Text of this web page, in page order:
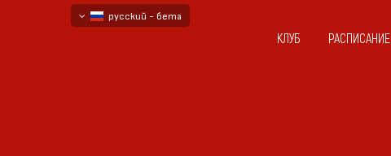
русский - бета
КЛУБ РАСПИСАНИЕ